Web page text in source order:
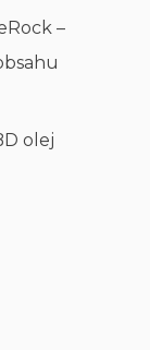
–
olej